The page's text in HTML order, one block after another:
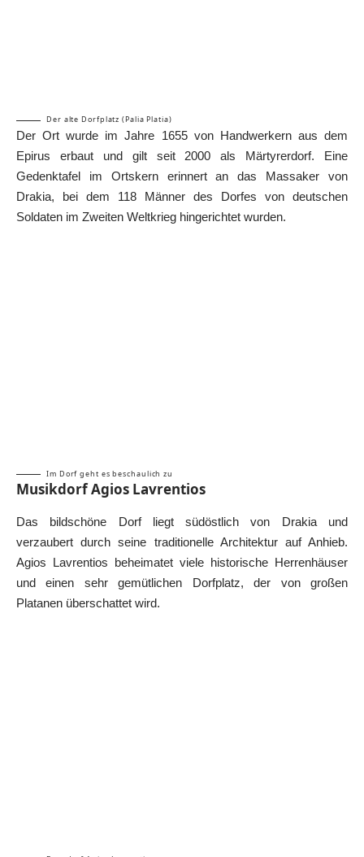
Der alte Dorfplatz (Palia Platia)
Der Ort wurde im Jahre 1655 von Handwerkern aus dem
Epirus erbaut und gilt seit 2000 als Märtyrerdorf. Eine
Gedenktafel im Ortskern erinnert an das Massaker von
Drakia, bei dem 118 Männer des Dorfes von deutschen
Soldaten im Zweiten Weltkrieg hingerichtet wurden.
Im Dorf geht es beschaulich zu
Musikdorf Agios Lavrentios
Das bildschöne Dorf liegt südöstlich von Drakia und
verzaubert durch seine traditionelle Architektur auf Anhieb.
Agios Lavrentios beheimatet viele historische Herrenhäuser
und einen sehr gemütlichen Dorfplatz, der von großen
Platanen überschattet wird.